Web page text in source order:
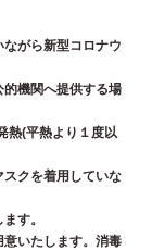
がら新型コロナウ
機関へ提供する場
熱(平熱より１度以
クを着用していな
す。
いたします。消毒